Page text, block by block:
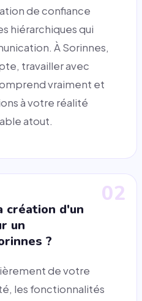
de confiance
hiérarchiques qui
À Sorinnes,
travailler avec
vraiment et
à votre réalité
atout.
02
création d'un
un
?
de votre
les fonctionnalités